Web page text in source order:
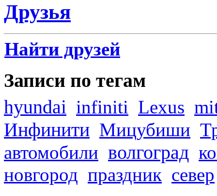
Друзья
Найти друзей
Записи по тегам
hyundai infiniti Lexus
Инфинити Мицубиши
автомобили волгоград
новгород праздник север